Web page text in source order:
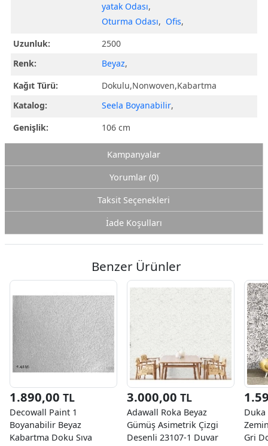
yatak Odası,
Oturma Odası, Ofis,
Uzunluk:
2500
Renk:
Beyaz,
Kağıt Türü:
Dokulu,Nonwoven,Kabartma
Katalog:
Seela Boyanabilir,
Genişlik:
106 cm
Kampanyalar
Yorumlar (0)
Taksit Seçenekleri
İade Koşulları
Benzer Ürünler
1.890,00 TL
Decowall Paint 1
Boyanabilir Beyaz
Kabartma Doku Sıva
3.000,00 TL
Adawall Roka Beyaz
Gümüş Asimetrik Çizgi
Desenli 23107-1 Duvar
Duka
Gri